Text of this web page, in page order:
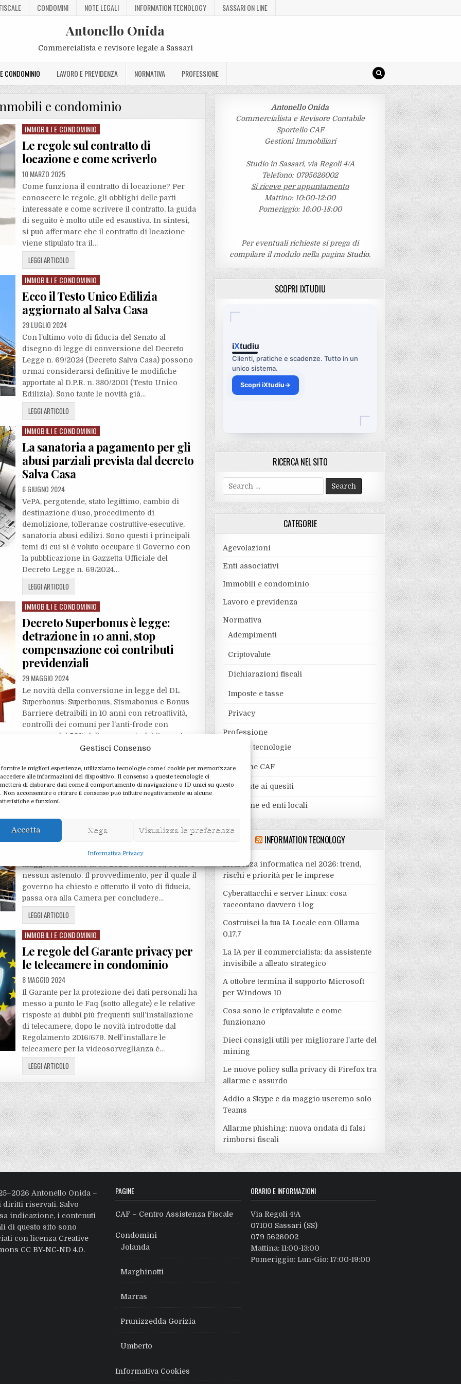
Gestisci Consenso
fornire le migliori esperienze, utilizziamo tecnologie come i cookie per memorizzare
alle informazioni del dispositivo. Il consenso a queste tecnologie ci
di elaborare dati come il comportamento di navigazione o ID unici su questo
Non acconsentire o ritirare il consenso può influire negativamente su alcune
e funzioni.
Accetta Nega Visualizza le preferenze
Informativa Privacy
CONDOMINI NOTE LEGALI INFORMATION TECNOLOGY SASSARI ON LINE
Antonello Onida
Commercialista e revisore legale a Sassari
CONDOMINIO LAVORO E PREVIDENZA NORMATIVA PROFESSIONE
e condominio
Posted
in
IMMOBILI E CONDOMINIO
Le regole sul contratto di
locazione e come scriverlo
10 MARZO 2025
Come funziona il contratto di locazione? Per
conoscere le regole, gli obblighi delle parti
interessate e come scrivere il contratto, la guida
di seguito è molto utile ed esaustiva. In sintesi,
si può affermare che il contratto di locazione
viene stipulato tra il…
LEGGI ARTICOLO
Posted
in
IMMOBILI E CONDOMINIO
Ecco il Testo Unico Edilizia
aggiornato al Salva Casa
29 LUGLIO 2024
Con l’ultimo voto di fiducia del Senato al
disegno di legge di conversione del Decreto
Legge n. 69/2024 (Decreto Salva Casa) possono
ormai considerarsi definitive le modifiche
apportate al D.P.R. n. 380/2001 (Testo Unico
Edilizia). Sono tante le novità già…
LEGGI ARTICOLO
Posted
in
IMMOBILI E CONDOMINIO
La sanatoria a pagamento per gli
abusi parziali prevista dal decreto
Salva Casa
6 GIUGNO 2024
VePA, pergotende, stato legittimo, cambio di
destinazione d’uso, procedimento di
demolizione, tolleranze costruttive-esecutive,
sanatoria abusi edilizi. Sono questi i principali
temi di cui si è voluto occupare il Governo con
la pubblicazione in Gazzetta Ufficiale del
Decreto Legge n. 69/2024…
LEGGI ARTICOLO
Posted
in
IMMOBILI E CONDOMINIO
Decreto Superbonus è legge:
detrazione in 10 anni, stop
compensazione coi contributi
previdenziali
29 MAGGIO 2024
Le novità della conversione in legge del DL
Superbonus: Superbonus, Sismabonus e Bonus
Barriere detraibili in 10 anni con retroattività,
controlli dei comuni per l’anti-frode con
recupero del 50% delle somme indebitamente
detratte, Bonus Ristrutturazioni al 30% dal 2028,
LEGGI ARTICOLO
Posted
IMMOBILI E CONDOMINIO
in legge del D.L. n. 39/2024
16 MAGGIO 2024
Approvato dal Senato, nella mattinata di oggi, 16
nessun astenuto. Il provvedimento, per il quale il
governo ha chiesto e ottenuto il voto di fiducia,
passa ora alla Camera per concludere…
LEGGI ARTICOLO
Posted
in
IMMOBILI E CONDOMINIO
Le regole del Garante privacy per
le telecamere in condominio
8 MAGGIO 2024
Il Garante per la protezione dei dati personali ha
messo a punto le Faq (sotto allegate) e le relative
risposte ai dubbi più frequenti sull’installazione
di telecamere, dopo le novità introdotte dal
Regolamento 2016/679. Nell’installare le
telecamere per la videosorveglianza è…
LEGGI ARTICOLO
Antonello Onida
Commercialista e Revisore Contabile
Sportello CAF
Gestioni Immobiliari
Studio in Sassari, via Regoli 4/A
Telefono: 0795626002
Si riceve per appuntamento
Mattino: 10:00-12:00
Pomeriggio: 16:00-18:00
Per eventuali richieste si prega di
compilare il modulo nella pagina Studio.
SCOPRI IXTUDIU
iXtudiu
Clienti, pratiche e scadenze. Tutto in un
unico sistema.
Scopri iXtudiu→
RICERCA NEL SITO
Search
for:
CATEGORIE
Agevolazioni
Enti associativi
Immobili e condominio
Lavoro e previdenza
Normativa
Adempimenti
Criptovalute
Dichiarazioni fiscali
Imposte e tasse
Privacy
Professione
Nuove tecnologie
Pratiche CAF
Risposte ai quesiti
Revisione ed enti locali
INFORMATION TECNOLOGY
Sicurezza informatica nel 2026: trend,
rischi e priorità per le imprese
Cyberattacchi e server Linux: cosa
raccontano davvero i log
Costruisci la tua IA Locale con Ollama
0.17.7
La IA per il commercialista: da assistente
invisibile a alleato strategico
A ottobre termina il supporto Microsoft
per Windows 10
Cosa sono le criptovalute e come
funzionano
Dieci consigli utili per migliorare l’arte del
mining
Le nuove policy sulla privacy di Firefox tra
allarme e assurdo
Addio a Skype e da maggio useremo solo
Teams
Allarme phishing: nuova ondata di falsi
rimborsi fiscali
Antonello Onida –
diritti riservati. Salvo
indicazione, i contenuti
di questo sito sono
con licenza Creative
CC BY‑NC‑ND 4.0.
PAGINE
CAF – Centro Assistenza Fiscale
Condomini
Jolanda
Marghinotti
Marras
Prunizzedda Gorizia
Umberto
Informativa Cookies
ORARIO E INFORMAZIONI
Via Regoli 4/A
07100 Sassari (SS)
079 5626002
Mattina: 11:00-13:00
Pomeriggio: Lun-Gio: 17:00-19:00